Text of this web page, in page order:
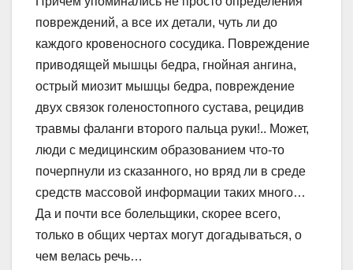
повреждений, а все их детали, чуть ли до
каждого кровеносного сосудика. Повреждение
приводящей мышцы бедра, гнойная ангина,
острый миозит мышцы бедра, повреждение
двух связок голеностопного сустава, рецидив
травмы фаланги второго пальца руки!.. Может,
люди с медицинским образованием что-то
почерпнули из сказанного, но вряд ли в среде
средств массовой информации таких много…
Да и почти все болельщики, скорее всего,
только в общих чертах могут догадываться, о
чем велась речь…